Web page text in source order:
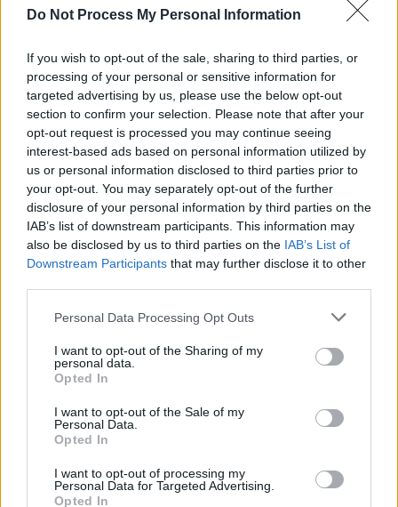
Do Not Process My Personal Information
If you wish to opt-out of the sale, sharing to third parties, or
processing of your personal or sensitive information for
targeted advertising by us, please use the below opt-out
section to confirm your selection. Please note that after your
opt-out request is processed you may continue seeing
interest-based ads based on personal information utilized by
us or personal information disclosed to third parties prior to
your opt-out. You may separately opt-out of the further
disclosure of your personal information by third parties on the
IAB’s list of downstream participants. This information may
also be disclosed by us to third parties on the IAB’s List of
Downstream Participants that may further disclose it to other
Personal Data Processing Opt Outs
I want to opt-out of the Sharing of my
personal data.
Opted In
I want to opt-out of the Sale of my
Personal Data.
Opted In
I want to opt-out of processing my
Personal Data for Targeted Advertising.
Opted In
Auto Pour Vous 16 juin 2026 0
[Vidéo] Cet inconnu réalise un geste
station-service